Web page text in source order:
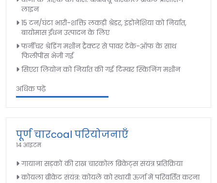
लाइन
15 टन/घंटा भारी-शक्ति लकड़ी श्रेडर, इंडोनेशिया को निर्यात,
बायोमास ईंधन उत्पादन के लिए
फर्नीचर श्रेडिंग मशीन ट्रैक्टर से पावर टेके-ऑफ के साथ
फिलीपींस भेजी गई
सिएरा लियोन को निर्यात की गई टिम्बर स्किनिंग मशीन
अधिक पढ़ें
पूर्ण चारcoal परियोजनाएँ
14 आइटम
गायाना सड़कों की राख चारकोल ब्रिकेट्स संयंत्र प्रतिक्रिया
कोयला ब्रीकेट संयंत्र: कोयले को स्थायी ऊर्जा में परिवर्तित करना